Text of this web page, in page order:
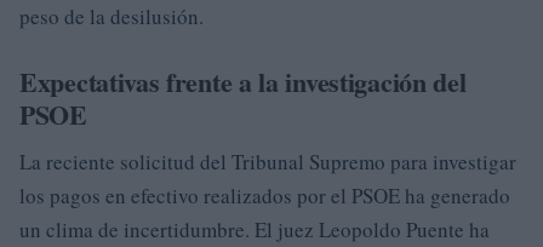
peso de la desilusión.
Expectativas frente a la investigación del
PSOE
La reciente solicitud del Tribunal Supremo para investigar
los pagos en efectivo realizados por el PSOE ha generado
un clima de incertidumbre. El juez Leopoldo Puente ha